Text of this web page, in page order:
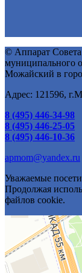
© Аппарат Совета
муниципального
Можайский в
Адрес: 121596,
8 (495) 446-34-98
8 (495) 446-25-05
8 (495) 446-10-36
apmom@yandex.ru
Уважаемые
Продолжая
файлов cookie.